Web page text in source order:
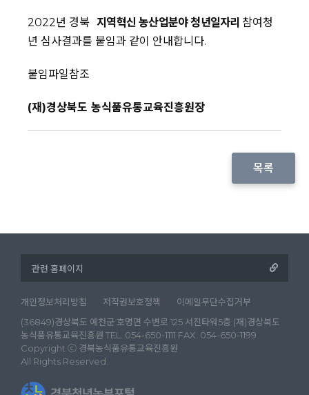
2022년 경북 지역혁신농산업분야청년일자리 참여청
년 심사결과를 붙임과 같이 안내합니다.
붙임파일참조
(재)경상북도 농식품유통교육진흥원장
목록
개인정보처리방침 저작권보호정책
이메일무단수집거부
(36849)경상북도 예천군 호명면 수변로 125 서진타워5층 (재)경상북도
농식품유통교육진흥원 TEL. 054-650-1111 FAX. 054-650-1199
Copyright ⓒ 경북농식품유통교육진흥원
All Rights Reserved.